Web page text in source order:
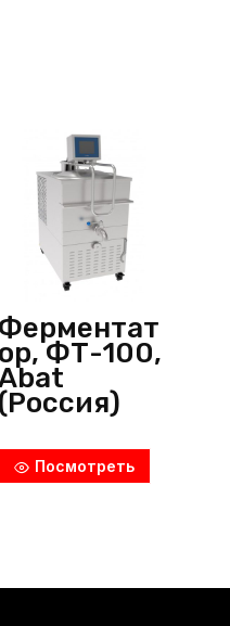
Ферментат
ор, ФТ-100,
(Россия)
Посмотреть